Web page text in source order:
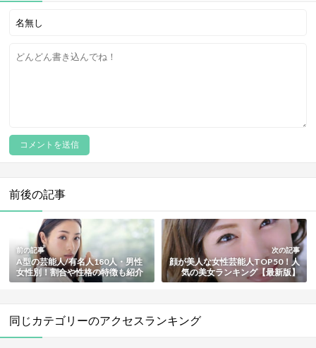
前後の記事
前の記事
A型の芸能人/有名人180人・男性
女性別！割合や性格の特徴も紹介
【最新版】
次の記事
顔が美人な女性芸能人TOP50！人
気の美女ランキング【最新版】
同じカテゴリーのアクセスランキング